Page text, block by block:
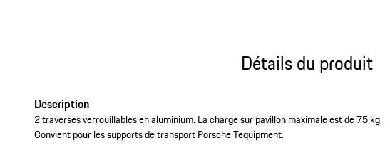
Détails du produit
Description
2 traverses verrouillables en aluminium. La charge sur pavillon maximale est de 75 kg.
Convient pour les supports de transport Porsche Tequipment.